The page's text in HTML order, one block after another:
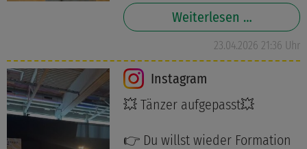
Weiterlesen …
23.04.2026 21:36 Uhr
Instagram
💥 Tänzer aufgepasst💥
👉 Du willst wieder Formation